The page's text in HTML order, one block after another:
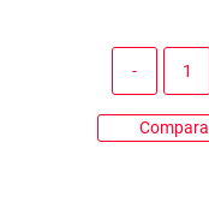
Compara